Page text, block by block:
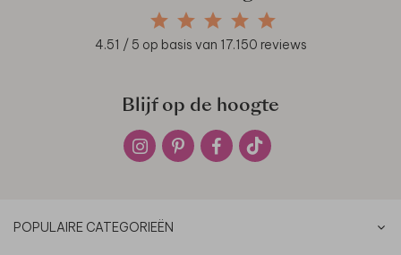
4.51 / 5 op basis van 17.150 reviews
Blijf op de hoogte
POPULAIRE CATEGORIEËN